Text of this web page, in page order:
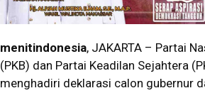
menitindonesia, JAKARTA – Partai
(PKB) dan Partai Keadilan Sejahtera
menghadiri deklarasi calon gubernur